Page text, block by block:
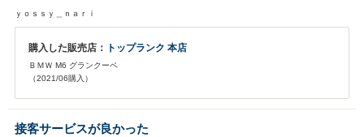
ランク船橋店で購入します。 今回はありがとうございました。
ｙｏｓｓｙ＿ｎａｒｉ
購入した販売店： トップランク 本店
ＢＭＷ M6 グランクーペ
（2021/06購入）
接客サービスが良かった